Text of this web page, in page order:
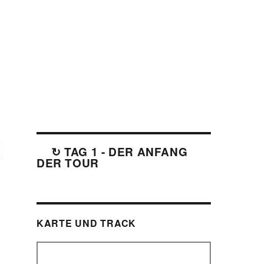
↻ TAG 1 - DER ANFANG
DER TOUR
KARTE UND TRACK